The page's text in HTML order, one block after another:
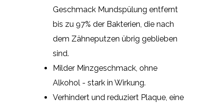
Geschmack Mundspülung entfernt
bis zu 97% der Bakterien, die nach
dem Zähneputzen übrig geblieben
sind.
Milder Minzgeschmack, ohne
Alkohol - stark in Wirkung.
Verhindert und reduziert Plaque, eine